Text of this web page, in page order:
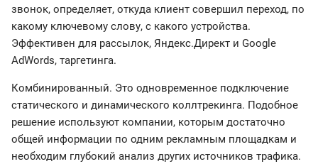
звонок, определяет, откуда клиент совершил переход, по
какому ключевому слову, с какого устройства.
Эффективен для рассылок, Яндекс.Директ и Google
AdWords, таргетинга.
Комбинированный. Это одновременное подключение
статического и динамического коллтрекинга. Подобное
решение используют компании, которым достаточно
общей информации по одним рекламным площадкам и
необходим глубокий анализ других источников трафика.